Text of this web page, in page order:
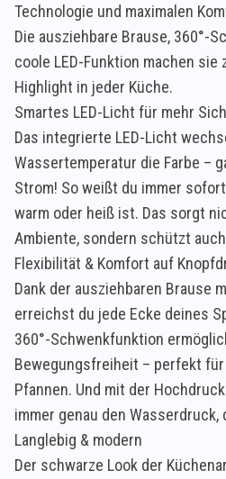
Technologie und maximalen
Die ausziehbare Brause, 360°-
coole LED-Funktion machen sie
Highlight in jeder Küche.
Smartes LED-Licht für mehr
Das integrierte LED-Licht
Wassertemperatur die Farbe –
Strom! So weißt du immer
warm oder heiß ist. Das sorgt
Ambiente, sondern schützt
Flexibilität & Komfort auf
Dank der ausziehbaren Brause
erreichst du jede Ecke deines
360°-Schwenkfunktion
Bewegungsfreiheit – perfekt für
Pfannen. Und mit der
immer genau den Wasserdruck,
Langlebig & modern
Der schwarze Look der